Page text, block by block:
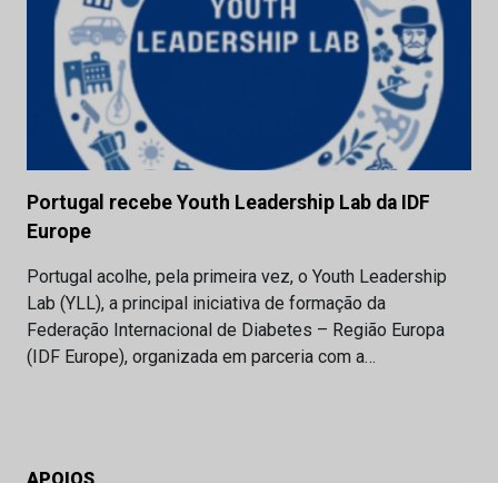
Portugal recebe Youth Leadership Lab da IDF
Europe
Portugal acolhe, pela primeira vez, o Youth Leadership
Lab (YLL), a principal iniciativa de formação da
Federação Internacional de Diabetes – Região Europa
(IDF Europe), organizada em parceria com a…
APOIOS